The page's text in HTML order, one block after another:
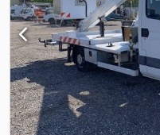
Kihangosító | Jobb oldali
zár, 3 ülés | Vezetőoldali
csuklóajtók, összecsukható
teherbírás | Választófal |
225/65/R16 | A változtatás